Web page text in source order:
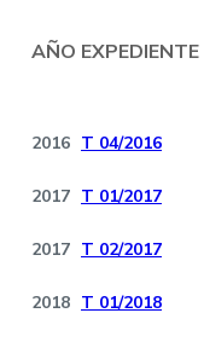
AÑO EXPEDIENTE
2016 T 04/2016
2017 T 01/2017
2017 T 02/2017
2018 T 01/2018